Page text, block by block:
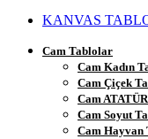
KANVAS
Cam Tablolar
Cam Kadın
Cam Çiçek
Cam
Cam Soyut
Cam Hayvan